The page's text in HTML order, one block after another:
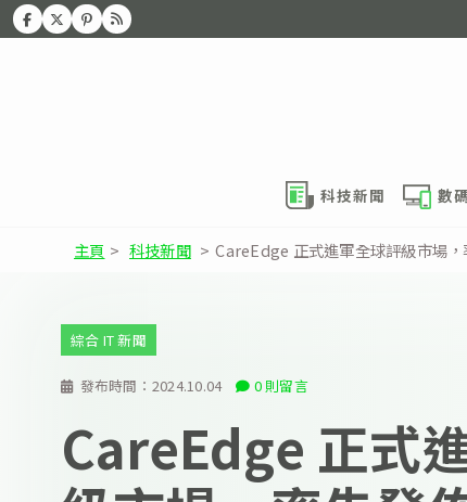
科技新聞 數
主頁 > 科技新聞 > CareEdge 正式進軍全球評級市場
發布時間： 2024.10.04 0 則留言
綜合 IT 新聞
CareEdge 正式